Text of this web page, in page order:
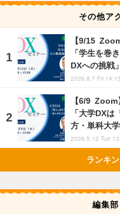
その他ア
【9/15
「学生を巻
DXへの挑戦」
2026.8.7 Fri 14:15
【6/9 Zoom
「大学DX
方・単科大
2026.5.12 Tue
ランキ
編集